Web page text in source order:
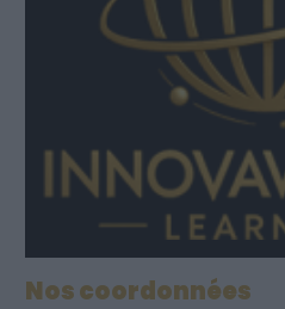
Nos coordonnées